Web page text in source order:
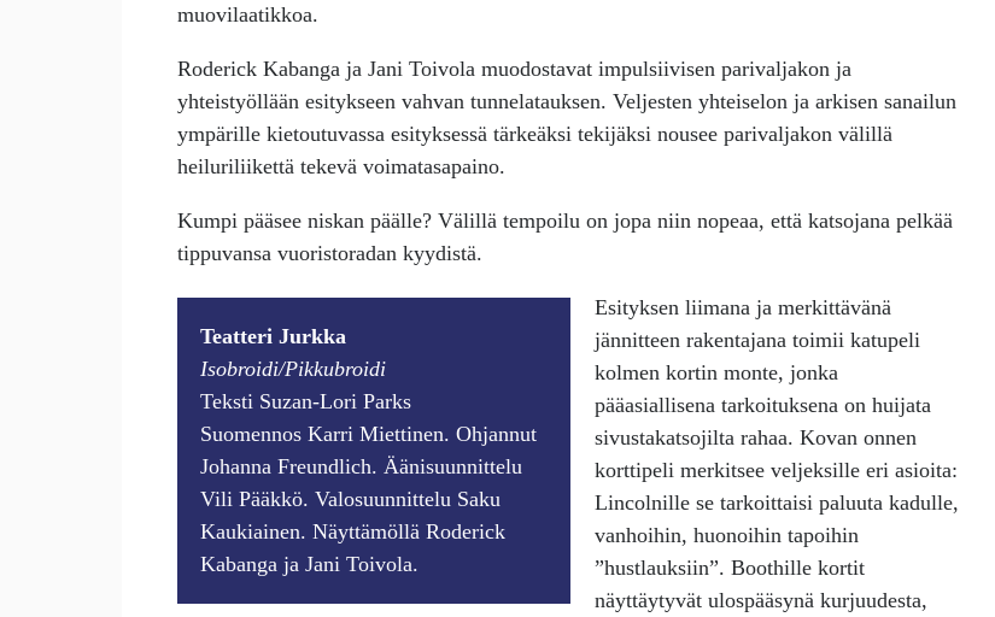
muovilaatikkoa.
Roderick Kabanga ja Jani Toivola muodostavat impulsiivisen parivaljakon ja
yhteistyöllään esitykseen vahvan tunnelatauksen. Veljesten yhteiselon ja arkisen sanailun
ympärille kietoutuvassa esityksessä tärkeäksi tekijäksi nousee parivaljakon välillä
heiluriliikettä tekevä voimatasapaino.
Kumpi pääsee niskan päälle? Välillä tempoilu on jopa niin nopeaa, että katsojana pelkää
tippuvansa vuoristoradan kyydistä.
Teatteri Jurkka
Isobroidi/Pikkubroidi
Teksti Suzan-Lori Parks
Suomennos Karri Miettinen. Ohjannut
Johanna Freundlich. Äänisuunnittelu
Vili Pääkkö. Valosuunnittelu Saku
Kaukiainen. Näyttämöllä Roderick
Kabanga ja Jani Toivola.
Esityksen liimana ja merkittävänä
jännitteen rakentajana toimii katupeli
kolmen kortin monte, jonka
pääasiallisena tarkoituksena on huijata
sivustakatsojilta rahaa. Kovan onnen
korttipeli merkitsee veljeksille eri asioita:
Lincolnille se tarkoittaisi paluuta kadulle,
vanhoihin, huonoihin tapoihin
”hustlauksiin”. Boothille kortit
näyttäytyvät ulospääsynä kurjuudesta,